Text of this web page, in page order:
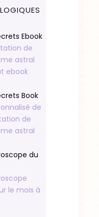
Ebook
de
astral
ebook
Book
de
de
astral
du
le mois à